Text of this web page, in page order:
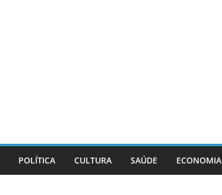
POLÍTICA CULTURA SAÚDE ECONOMIA